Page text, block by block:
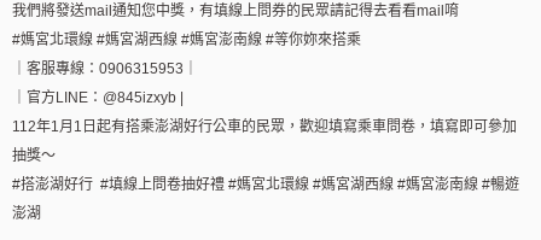
我們將發送mail通知您中獎，有填線上問券的民眾請記得去看看mail唷
#媽宮北環線 #媽宮湖西線 #媽宮澎南線 #等你妳來搭乘
｜客服專線：0906315953｜
｜官方LINE：@845izxyb |
112年1月1日起有搭乘澎湖好行公車的民眾，歡迎填寫乘車問卷，填寫即可參加
抽獎～
#搭澎湖好行 #填線上問卷抽好禮 #媽宮北環線 #媽宮湖西線 #媽宮澎南線 #暢遊
澎湖